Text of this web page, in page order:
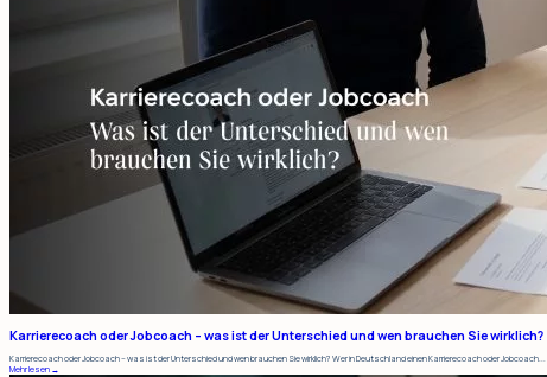
Für Firmenkunden
Karrierecoach oder Jobcoach – was ist der Unterschied und wen brauchen Sie wirklich?
Karrierecoach oder Jobcoach – was ist der Unterschied und wen brauchen Sie wirklich? Wer in Deutschland einen Karrierecoach oder Jobcoach...
Mehr lesen →